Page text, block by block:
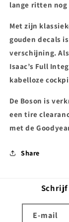
lange ritten
Met zijn
gouden decals
verschijning.
Isaac’s Full
kabelloze
De Boson is
een tire
met de
Share
E‑mail